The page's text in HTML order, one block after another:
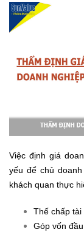
Việc định giá
yếu để chủ
khách quan thực
Thế chấp
Góp vốn